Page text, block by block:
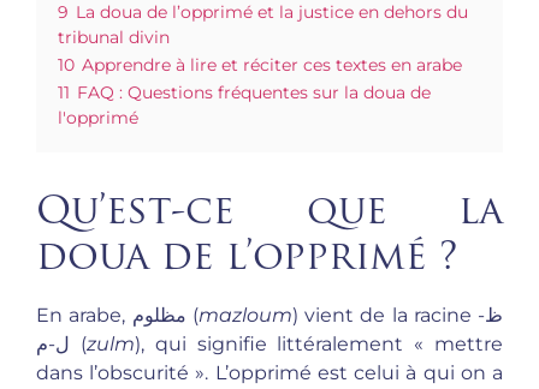
9 La doua de l’opprimé et la justice en dehors du
tribunal divin
10 Apprendre à lire et réciter ces textes en arabe
11 FAQ : Questions fréquentes sur la doua de
l'opprimé
Qu’est-ce que la
doua de l’opprimé ?
En arabe, مظلوم (mazloum) vient de la racine ظ-
ل-م (zulm), qui signifie littéralement « mettre
dans l’obscurité ». L’opprimé est celui à qui on a